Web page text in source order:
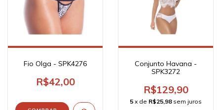
Fio Olga - SPK4276
R$42,00
Conjunto Havana -
SPK3272
R$129,90
5 x de R$25,98 sem juros